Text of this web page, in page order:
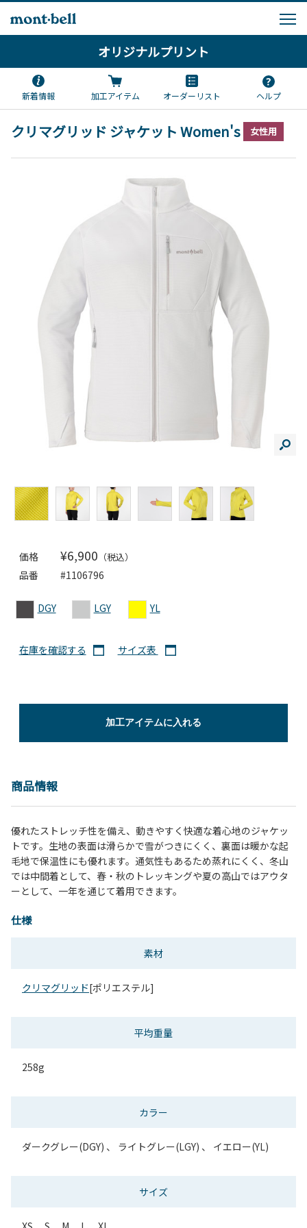
オリジナルプリント
新着情報 加工アイテム オーダーリスト ヘルプ
クリマグリッド ジャケット Women's 女性用
価格 ¥6,900 （税込）
品番 #1106796
DGY LGY YL
在庫を確認する サイズ表
加工アイテムに入れる
商品情報
優れたストレッチ性を備え、動きやすく快適な着心地のジャケッ
トです。生地の表面は滑らかで雪がつきにくく、裏面は暖かな起
毛地で保温性にも優れます。通気性もあるため蒸れにくく、冬山
では中間着として、春・秋のトレッキングや夏の高山ではアウタ
ーとして、一年を通じて着用できます。
仕様
素材
クリマグリッド[ポリエステル]
平均重量
258g
カラー
ダークグレー(DGY) 、 ライトグレー(LGY) 、 イエロー(YL)
サイズ